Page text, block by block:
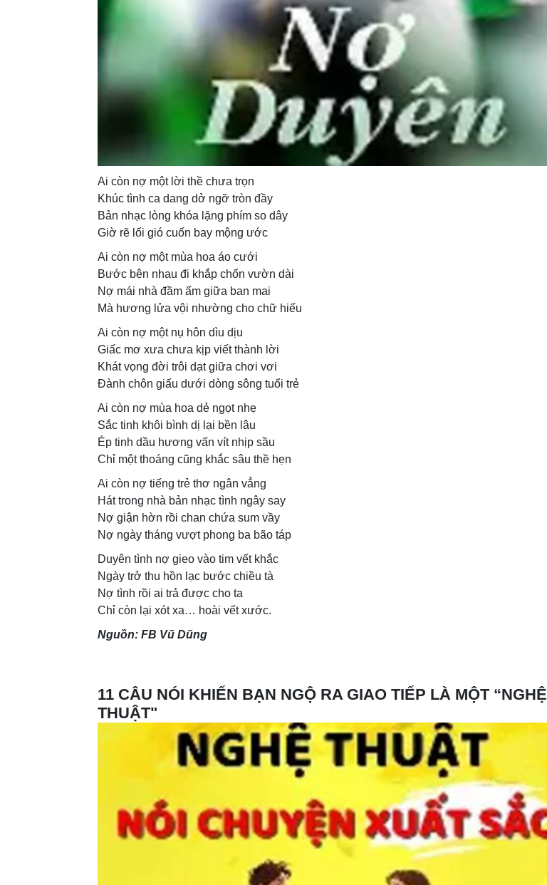
Ai còn nợ một lời thề chưa trọn
Khúc tình ca dang dở ngỡ tròn đầy
Bản nhạc lòng khóa lặng phím so dây
Giờ rẽ lối gió cuốn bay mộng ước
Ai còn nợ một mùa hoa áo cưới
Bước bên nhau đi khắp chốn vườn dài
Nợ mái nhà đầm ấm giữa ban mai
Mà hương lửa vội nhường cho chữ hiếu
Ai còn nợ một nụ hôn dìu dịu
Giấc mơ xưa chưa kịp viết thành lời
Khát vọng đời trôi dạt giữa chơi vơi
Đành chôn giấu dưới dòng sông tuổi trẻ
Ai còn nợ mùa hoa dẻ ngọt nhẹ
Sắc tinh khôi bình dị lại bền lâu
Ép tinh dầu hương vấn vít nhịp sầu
Chỉ một thoáng cũng khắc sâu thề hẹn
Ai còn nợ tiếng trẻ thơ ngân vẳng
Hát trong nhà bản nhạc tình ngây say
Nợ giận hờn rồi chan chứa sum vầy
Nợ ngày tháng vượt phong ba bão táp
Duyên tình nợ gieo vào tim vết khắc
Ngày trở thu hồn lạc bước chiều tà
Nợ tình rồi ai trả được cho ta
Chỉ còn lại xót xa… hoài vết xước.
Nguồn: FB Vũ Dũng
11 CÂU NÓI KHIẾN BẠN NGỘ RA GIAO TIẾP LÀ MỘT “NGHỆ
THUẬT"